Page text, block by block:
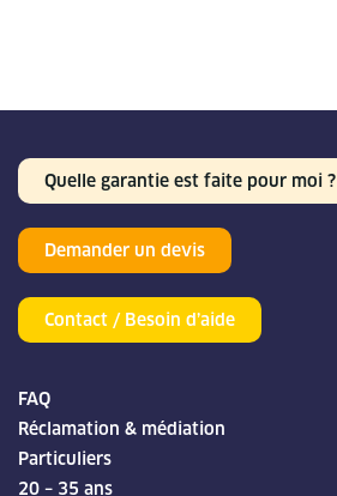
Quelle garantie est faite pour moi ?
Demander un devis
Contact / Besoin d’aide
FAQ
Réclamation & médiation
Particuliers
20 – 35 ans